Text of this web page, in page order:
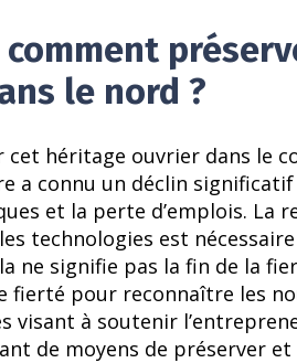
comment
le nord ?
héritage ouvrier dans le
a connu un déclin
et la perte d’emplois. La
technologies est
ne signifie pas la fin de la
fierté pour reconnaître les
visant à soutenir
de moyens de préserver